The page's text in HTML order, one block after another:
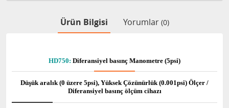
Ürün Bilgisi Yorumlar (0)
HD750: Diferansiyel basınç Manometre (5psi)
Düşük aralık (0 üzere 5psi), Yüksek Çözünürlük (0.001psi) Ölçer /
Diferansiyel basınç ölçüm cihazı